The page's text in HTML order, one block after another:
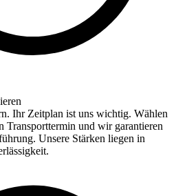
Ihr Zeitplan ist uns wichtig. Wählen
Transporttermin und wir garantieren
Unsere Stärken liegen in